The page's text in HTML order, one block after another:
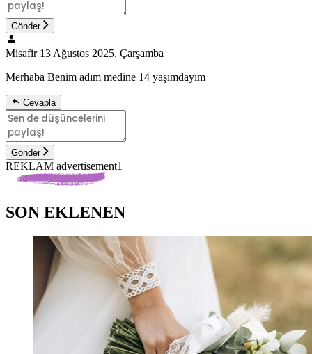
Gönder
Misafir 13 Ağustos 2025, Çarşamba
Merhaba Benim adım medine 14 yaşımdayım
Cevapla
Gönder
REKLAM advertisement1
SON EKLENEN